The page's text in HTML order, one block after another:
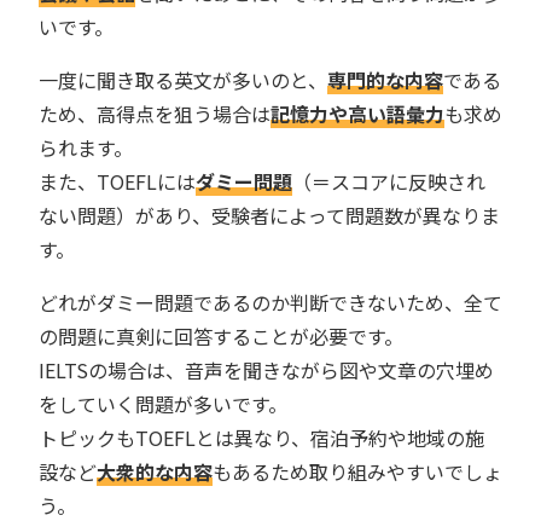
いです。
一度に聞き取る英文が多いのと、 専門的な内容である
ため、高得点を狙う場合は記憶力や高い語彙力も求め
られます。
また、TOEFLにはダミー問題 （＝スコアに反映され
ない問題）があり、受験者によって問題数が異なりま
す。
どれがダミー問題であるのか判断できないため、全て
の問題に真剣に回答することが必要です。
IELTSの場合は、音声を聞きながら図や文章の穴埋め
をしていく問題が多いです。
トピックもTOEFLとは異なり、宿泊予約や地域の施
設など大衆的な内容もあるため取り組みやすいでしょ
う。